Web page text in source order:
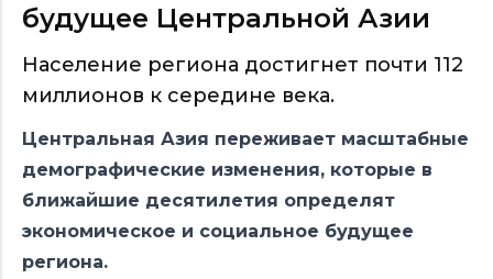
будущее Центральной Азии
Население региона достигнет почти 112
миллионов к середине века.
Центральная Азия переживает масштабные
демографические изменения, которые в
ближайшие десятилетия определят
экономическое и социальное будущее
региона.